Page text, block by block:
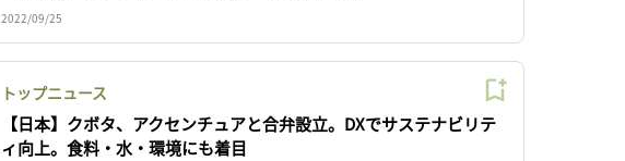
2022/09/25
トップニュース
【日本】クボタ、アクセンチュアと合弁設立。DXでサステナビリテ
ィ向上。食料・水・環境にも着目